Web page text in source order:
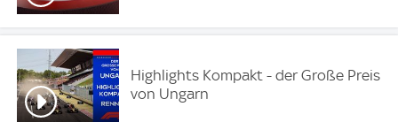
Highlights Kompakt - der Große Preis
von Ungarn